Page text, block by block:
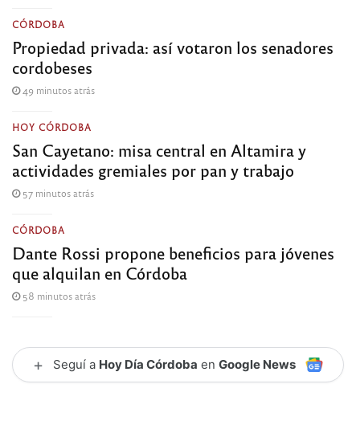
CÓRDOBA
Propiedad privada: así votaron los senadores
cordobeses
49 minutos atrás
HOY CÓRDOBA
San Cayetano: misa central en Altamira y
actividades gremiales por pan y trabajo
57 minutos atrás
CÓRDOBA
Dante Rossi propone beneficios para jóvenes
que alquilan en Córdoba
58 minutos atrás
+ Seguí a Hoy Día Córdoba en Google News